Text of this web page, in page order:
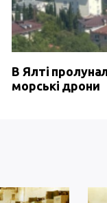
В Ялті
морські дрони